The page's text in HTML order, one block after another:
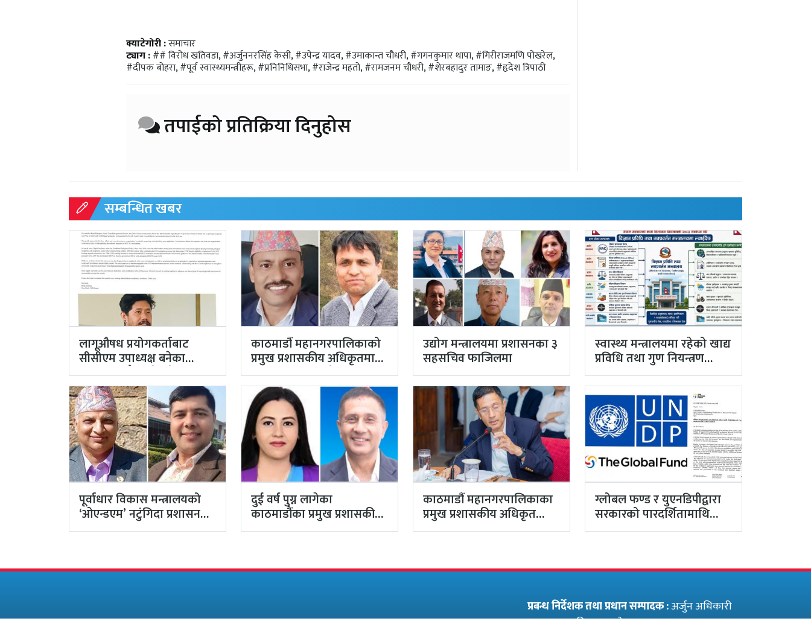
क्याटेगोरी :समाचार
ट्याग :## विरोध खतिवडा,#अर्जुननरसिंह केसी,#उपेन्द्र यादव,#उमाकान्त चौधरी,#गगनकुमार थापा,#गिरीराजमणि पोखरेल,
#दीपक बोहरा,#पूर्व स्वास्थ्यमन्त्रीहरू,#प्रनिनिधिसभा,#राजेन्द्र महतो,#रामजनम चौधरी,#शेरबहादुर तामाङ,#हृदेश त्रिपाठी
तपाईको प्रतिक्रिया दिनुहोस
सम्बन्धित खबर
लागूऔषध प्रयोगकर्ताबाट
सीसीएम उपाध्यक्ष बनेका
गुरुङको अवैध इमेलले उठायो
अध्यक्ष…
काठमाडौं महानगरपालिकाको
प्रमुख प्रशासकीय अधिकृतमा
अर्याल, सहसचिव केसी
अख्तियारबाट ‘आउट’
उद्योग मन्त्रालयमा प्रशासनका ३
सहसचिव फाजिलमा
स्वास्थ्य मन्त्रालयमा रहेको खाद्य
प्रविधि तथा गुण नियन्त्रण
विभाग विज्ञान…
पूर्वाधार विकास मन्त्रालयको
‘ओएन्डएम’ नटुंगिदा प्रशासनका
सहसचिवको भएन व्यवस्थापन
दुई वर्ष पुग्न लागेका
काठमाडौंका प्रमुख प्रशासकीय
अधिकृत गुरागाईं अवकाशमा,…
काठमाडौं महानगरपालिकाका
प्रमुख प्रशासकीय अधिकृत
गुरागाईं घर गए
ग्लोबल फण्ड र युएनडिपीद्वारा
सरकारको पारदर्शितामाथि
नांगो प्रहार, नियमविपरीत
प्रबन्ध निर्देशक तथा प्रधान सम्पादक :अर्जुन अधिकारी
सम्पादक :सुनिल सापकोटा